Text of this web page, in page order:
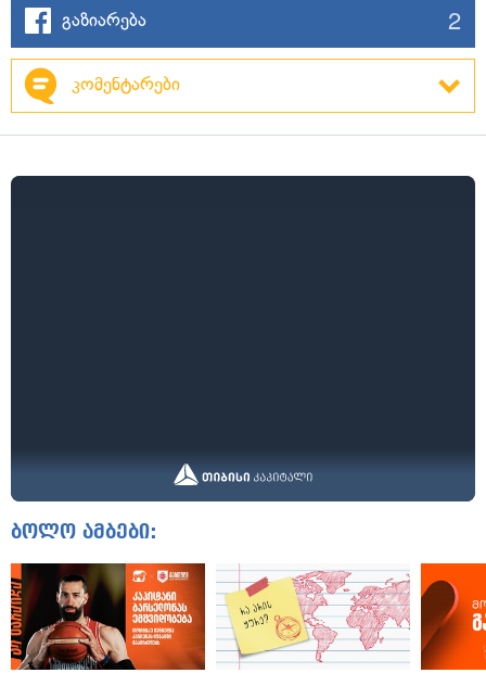
გაზიარება 2
კომენტარები
ბოლო ამბები: